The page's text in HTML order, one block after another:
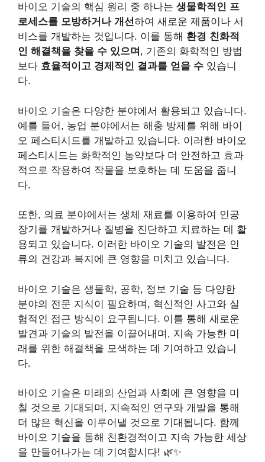
바이오 기술의 핵심 원리 중 하나는 생물학적인 프
로세스를 모방하거나 개선하여 새로운 제품이나 서
비스를 개발하는 것입니다. 이를 통해 환경 친화적
인 해결책을 찾을 수 있으며 , 기존의 화학적인 방법
보다 효율적이고 경제적인 결과를 얻을 수 있습니
다.
바이오 기술은 다양한 분야에서 활용되고 있습니다.
예를 들어, 농업 분야에서는 해충 방제를 위해 바이
오 페스티시드를 개발하고 있습니다. 이러한 바이오
페스티시드는 화학적인 농약보다 더 안전하고 효과
적으로 작용하여 작물을 보호하는 데 도움을 줍니
다.
또한, 의료 분야에서는 생체 재료를 이용하여 인공
장기를 개발하거나 질병을 진단하고 치료하는 데 활
용되고 있습니다. 이러한 바이오 기술의 발전은 인
류의 건강과 복지에 큰 영향을 미치고 있습니다.
바이오 기술은 생물학, 공학, 정보 기술 등 다양한
분야의 전문 지식이 필요하며, 혁신적인 사고와 실
험적인 접근 방식이 요구됩니다. 이를 통해 새로운
발견과 기술의 발전을 이끌어내며, 지속 가능한 미
래를 위한 해결책을 모색하는 데 기여하고 있습니
다.
바이오 기술은 미래의 산업과 사회에 큰 영향을 미
칠 것으로 기대되며, 지속적인 연구와 개발을 통해
더 많은 혁신을 이루어낼 것으로 기대됩니다. 함께
바이오 기술을 통해 친환경적이고 지속 가능한 세상
을 만들어나가는 데 기여합시다! 🌿✨